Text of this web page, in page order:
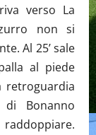
verso La
non si
Al 25’ sale
al piede
retroguardia
Bonanno